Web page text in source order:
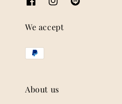
We accept
About us